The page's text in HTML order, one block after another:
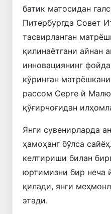
батик матосидан
Питербургда Совет
тасвирланган
қилинаётгани айнан
инновациянинг
кўринган
рассом Серге й
қўғирчоғидан
Янги сувенирларда
ҳамоҳанг бўлса
келтириши билан
юртимизни бир неча
қилади, янги
этади.